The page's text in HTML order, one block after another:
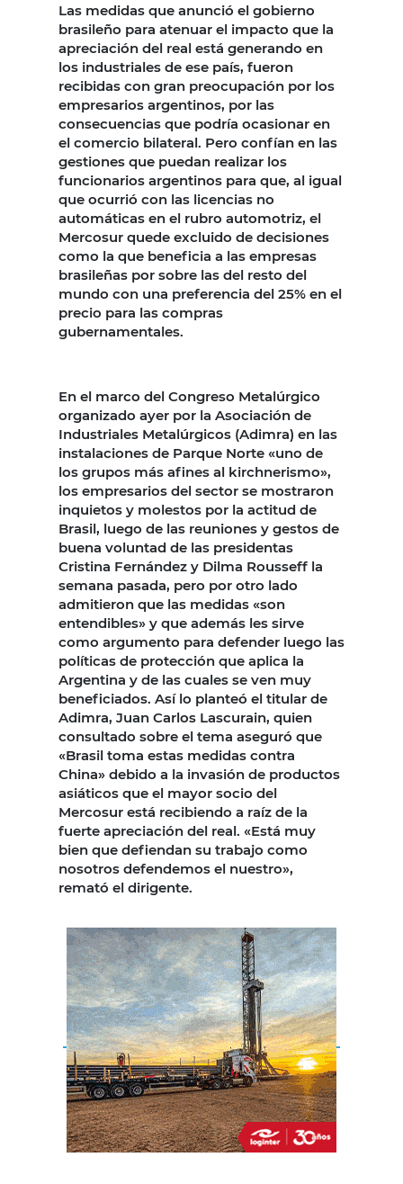
Las medidas que anunció el gobierno
brasileño para atenuar el impacto que la
apreciación del real está generando en
los industriales de ese país, fueron
recibidas con gran preocupación por los
empresarios argentinos, por las
consecuencias que podría ocasionar en
el comercio bilateral. Pero confían en las
gestiones que puedan realizar los
funcionarios argentinos para que, al igual
que ocurrió con las licencias no
automáticas en el rubro automotriz, el
Mercosur quede excluido de decisiones
como la que beneficia a las empresas
brasileñas por sobre las del resto del
mundo con una preferencia del 25% en el
precio para las compras
gubernamentales.
En el marco del Congreso Metalúrgico
organizado ayer por la Asociación de
Industriales Metalúrgicos (Adimra) en las
instalaciones de Parque Norte «uno de
los grupos más afines al kirchnerismo»,
los empresarios del sector se mostraron
inquietos y molestos por la actitud de
Brasil, luego de las reuniones y gestos de
buena voluntad de las presidentas
Cristina Fernández y Dilma Rousseff la
semana pasada, pero por otro lado
admitieron que las medidas «son
entendibles» y que además les sirve
como argumento para defender luego las
políticas de protección que aplica la
Argentina y de las cuales se ven muy
beneficiados. Así lo planteó el titular de
Adimra, Juan Carlos Lascurain, quien
consultado sobre el tema aseguró que
«Brasil toma estas medidas contra
China» debido a la invasión de productos
asiáticos que el mayor socio del
Mercosur está recibiendo a raíz de la
fuerte apreciación del real. «Está muy
bien que defiendan su trabajo como
nosotros defendemos el nuestro»,
remató el dirigente.